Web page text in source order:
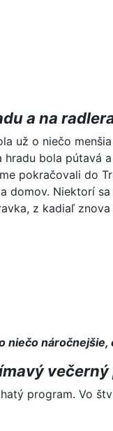
a na
už o niečo
hradu bola pútavá
pokračovali do
domov. Niektorí
z kadiaľ
program. Vo